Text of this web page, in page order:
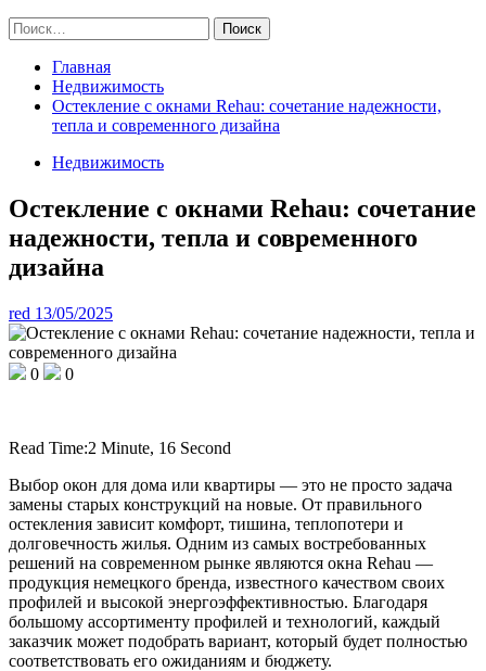
Найти:
Главная
Недвижимость
Остекление с окнами Rehau: сочетание надежности,
тепла и современного дизайна
Недвижимость
Остекление с окнами Rehau: сочетание
надежности, тепла и современного
дизайна
red 13/05/2025
0 0
Read Time:2 Minute, 16 Second
Выбор окон для дома или квартиры — это не просто задача
замены старых конструкций на новые. От правильного
остекления зависит комфорт, тишина, теплопотери и
долговечность жилья. Одним из самых востребованных
решений на современном рынке являются окна Rehau —
продукция немецкого бренда, известного качеством своих
профилей и высокой энергоэффективностью. Благодаря
большому ассортименту профилей и технологий, каждый
заказчик может подобрать вариант, который будет полностью
соответствовать его ожиданиям и бюджету.